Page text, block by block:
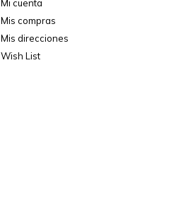
Mi cuenta
Mis compras
Mis direcciones
Wish List